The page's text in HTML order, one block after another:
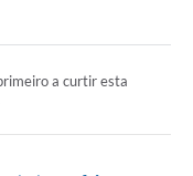
a curtir esta